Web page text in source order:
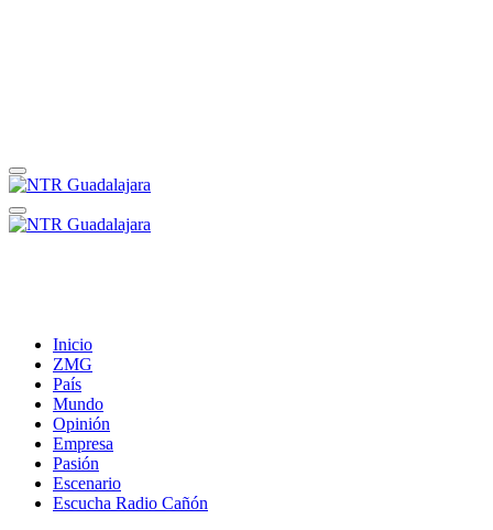
Inicio
ZMG
País
Mundo
Opinión
Empresa
Pasión
Escenario
Escucha Radio Cañón